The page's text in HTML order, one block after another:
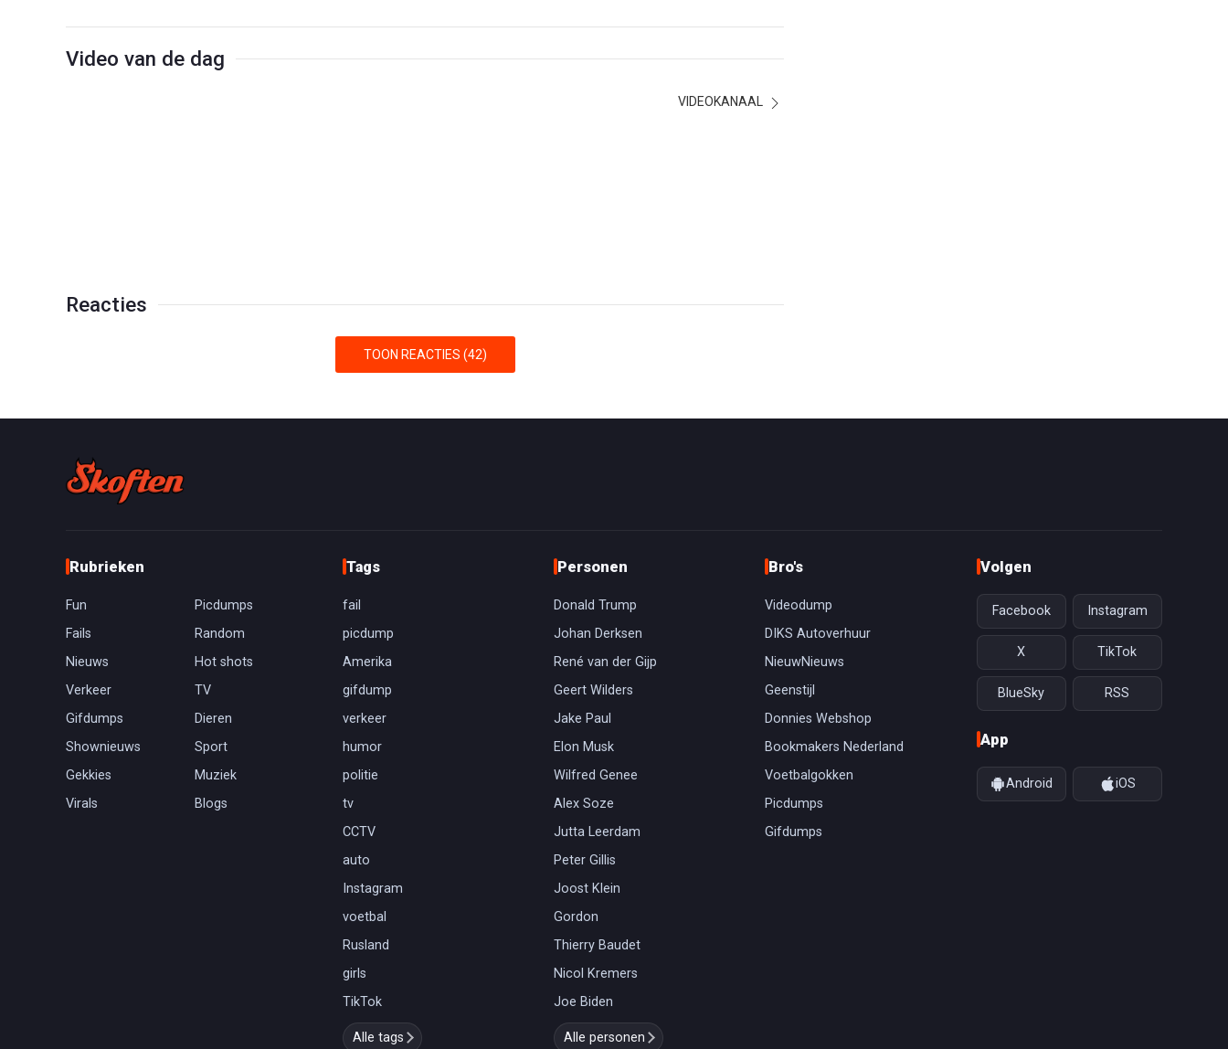
Video van de dag
VIDEOKANAAL
Reacties
TOON REACTIES (42)
Rubrieken
Fun
Picdumps
Fails
Random
Nieuws
Hot shots
Verkeer
TV
Gifdumps
Dieren
Shownieuws
Sport
Gekkies
Muziek
Virals
Blogs
Tags
fail
picdump
Amerika
gifdump
verkeer
humor
politie
tv
CCTV
auto
Instagram
voetbal
Rusland
girls
TikTok
Alle tags
Personen
Donald Trump
Johan Derksen
René van der Gijp
Geert Wilders
Jake Paul
Elon Musk
Wilfred Genee
Alex Soze
Jutta Leerdam
Peter Gillis
Joost Klein
Gordon
Thierry Baudet
Nicol Kremers
Joe Biden
Alle personen
Bro's
Videodump
DIKS Autoverhuur
NieuwNieuws
Geenstijl
Donnies Webshop
Bookmakers Nederland
Voetbalgokken
Picdumps
Gifdumps
Volgen
Facebook Instagram
X TikTok
BlueSky RSS
App
Android iOS